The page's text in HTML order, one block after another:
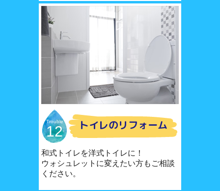
Trouble
12 トイレのリフォーム
和式トイレを洋式トイレに！
ウォシュレットに変えたい方もご相談
ください。